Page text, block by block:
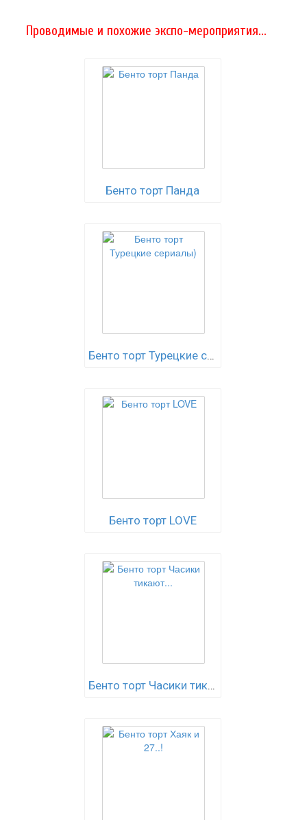
Проводимые и похожие экспо-мероприятия...
Бенто торт Панда
Бенто торт Турецкие сериалы)
Бенто торт LOVE
Бенто торт Часики тикают...